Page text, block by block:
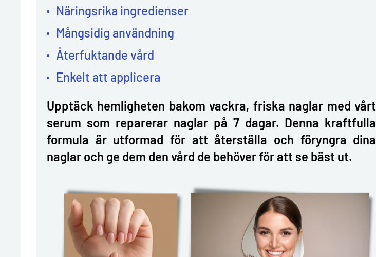
Näringsrika ingredienser
Mångsidig användning
Återfuktande vård
Enkelt att applicera
Upptäck hemligheten bakom vackra, friska naglar med vårt
serum som reparerar naglar på 7 dagar. Denna kraftfulla
formula är utformad för att återställa och föryngra dina
naglar och ge dem den vård de behöver för att se bäst ut.